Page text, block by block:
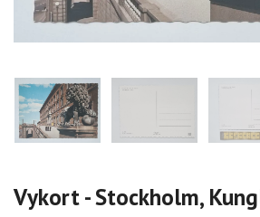
Vykort - Stockholm,